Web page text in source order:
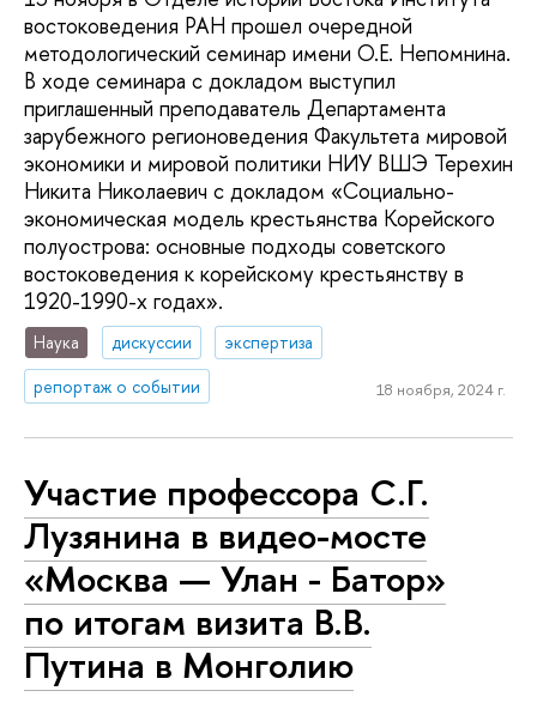
востоковедения РАН прошел очередной
методологический семинар имени О.Е. Непомнина.
В ходе семинара с докладом выступил
приглашенный преподаватель Департамента
зарубежного регионоведения Факультета мировой
экономики и мировой политики НИУ ВШЭ Терехин
Никита Николаевич с докладом «Социально-
экономическая модель крестьянства Корейского
полуострова: основные подходы советского
востоковедения к корейскому крестьянству в
1920-1990-х годах».
Наука дискуссии
экспертиза
репортаж о событии
18 ноября, 2024 г.
Участие профессора С.Г.
Лузянина в видео-мосте
«Москва — Улан - Батор»
по итогам визита В.В.
Путина в Монголию